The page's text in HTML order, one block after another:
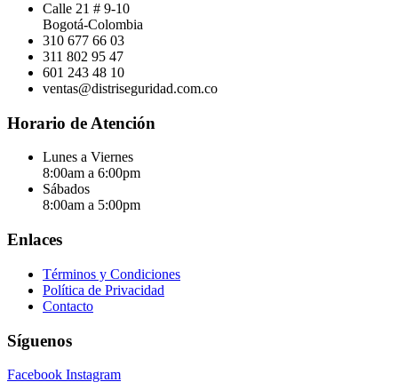
Calle 21 # 9-10
Bogotá-Colombia
310 677 66 03
311 802 95 47
601 243 48 10
ventas@distriseguridad.com.co
Horario de Atención
Lunes a Viernes
8:00am a 6:00pm
Sábados
8:00am a 5:00pm
Enlaces
Términos y Condiciones
Política de Privacidad
Contacto
Síguenos
Facebook Instagram